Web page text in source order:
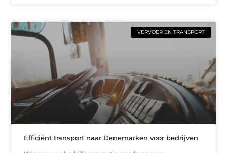
VERVOER EN TRANSPORT
Efficiënt transport naar Denemarken voor bedrijven